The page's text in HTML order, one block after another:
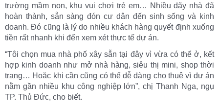
trường mầm non, khu vui chơi trẻ em… Nhiều dãy nhà đã
hoàn thành, sẵn sàng đón cư dân đến sinh sống và kinh
doanh. Đó cũng là lý do nhiều khách hàng quyết định xuống
tiền rất nhanh khi đến xem xét thực tế dự án.
“Tôi chọn mua nhà phố xây sẵn tại đây vì vừa có thể ở, kết
hợp kinh doanh như mở nhà hàng, siêu thị mini, shop thời
trang… Hoặc khi cần cũng có thể dễ dàng cho thuê vì dự án
nằm gần nhiều khu công nghiệp lớn”, chị Thanh Nga, ngụ
TP. Thủ Đức, cho biết.